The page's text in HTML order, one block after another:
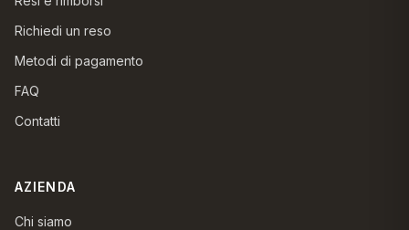
Richiedi un reso
Metodi di pagamento
FAQ
Contatti
AZIENDA
Chi siamo